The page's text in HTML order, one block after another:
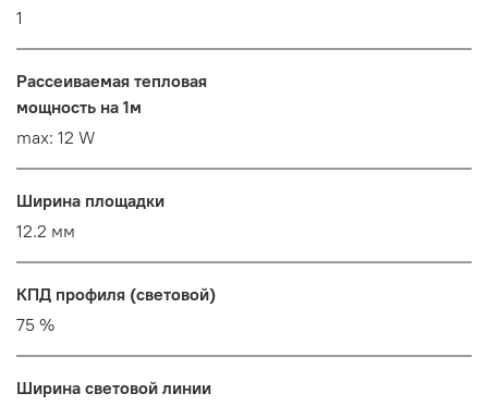
1
Рассеиваемая тепловая
мощность на 1м
max: 12 W
Ширина площадки
12.2 мм
КПД профиля (cветовой)
75 %
Ширина световой линии